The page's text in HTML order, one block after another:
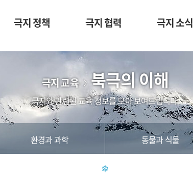
극지 정책 극지 협력 극지 소식
극지 교육 북극의 이해
극지와 관련된 교육 정보를 모아 보여드립니다.
환경과 과학 동물과 식물